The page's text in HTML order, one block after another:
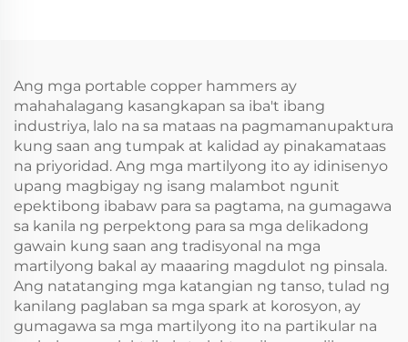
Ang mga portable copper hammers ay
mahahalagang kasangkapan sa iba't ibang
industriya, lalo na sa mataas na pagmamanupaktura
kung saan ang tumpak at kalidad ay pinakamataas
na priyoridad. Ang mga martilyong ito ay idinisenyo
upang magbigay ng isang malambot ngunit
epektibong ibabaw para sa pagtama, na gumagawa
sa kanila ng perpektong para sa mga delikadong
gawain kung saan ang tradisyonal na mga
martilyong bakal ay maaaring magdulot ng pinsala.
Ang natatanging mga katangian ng tanso, tulad ng
kanilang paglaban sa mga spark at korosyon, ay
gumagawa sa mga martilyong ito na partikular na